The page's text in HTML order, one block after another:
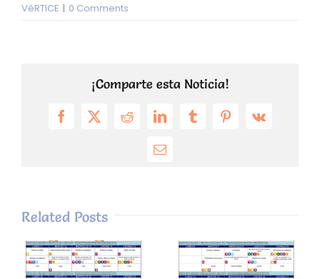
VéRTICE | 0 Comments
¡Comparte esta Noticia!
Facebook
X RedditLinkedInTumblrPinterest
Vk
Email
Related Posts